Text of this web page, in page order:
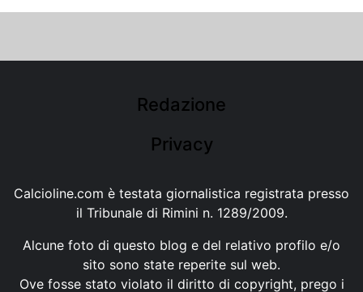
Redazione
Privacy
Calcioline.com è testata giornalistica registrata presso
il Tribunale di Rimini n. 1289/2009.
Alcune foto di questo blog e del relativo profilo e/o
sito sono state reperite sul web.
Ove fosse stato violato il diritto di copyright, prego i